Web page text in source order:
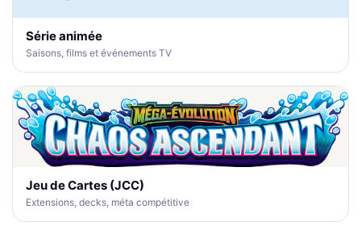
Série animée
Saisons, films et événements TV
Jeu de Cartes (JCC)
Extensions, decks, méta compétitive